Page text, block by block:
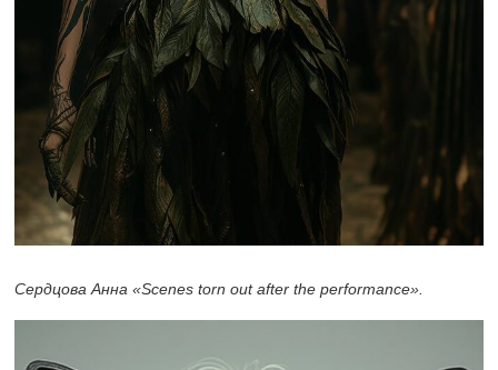
Сердцова Анна «Scenes torn out after the performance».